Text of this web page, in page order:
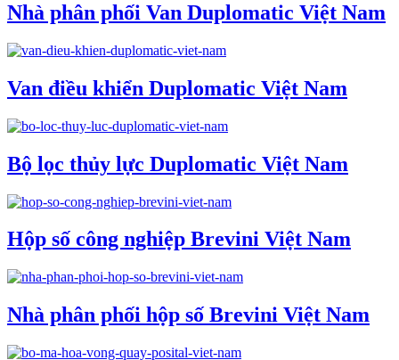
Nhà phân phối Van Duplomatic Việt Nam
Van điều khiển Duplomatic Việt Nam
Bộ lọc thủy lực Duplomatic Việt Nam
Hộp số công nghiệp Brevini Việt Nam
Nhà phân phối hộp số Brevini Việt Nam